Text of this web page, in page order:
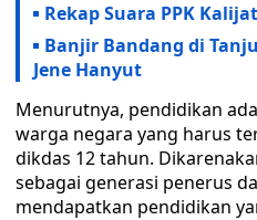
Rekap Suara PPK
Banjir Bandang di
Jene Hanyut
Menurutnya, pendidikan
warga negara yang harus
dikdas 12 tahun.
sebagai generasi penerus
mendapatkan pendidikan